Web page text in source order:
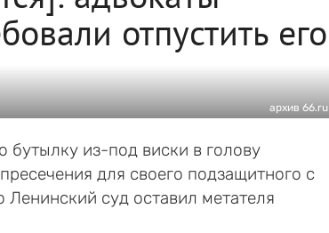
отпустить его
архив 66.ru
бутылку из-под виски в голову
для своего подзащитного с
суд оставил метателя